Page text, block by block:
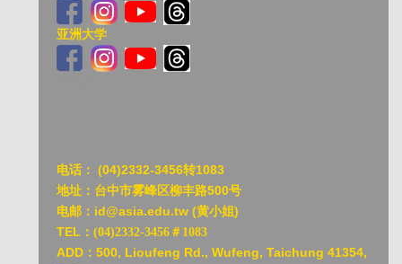
亚洲大学
电话： (04)2332-3456转1083
地址：台中市雾峰区柳丰路500号
电邮：id@asia.edu.tw (黄小姐)
TEL： (04)2332-3456＃1083
ADD： 500, Lioufeng Rd., Wufeng, Taichung 41354,